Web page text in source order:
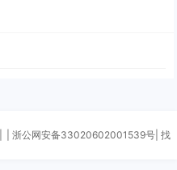
| 浙公网安备33020602001539号| 找